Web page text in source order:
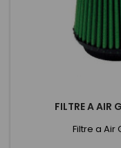
FILTRE A AIR
Filtre a Air